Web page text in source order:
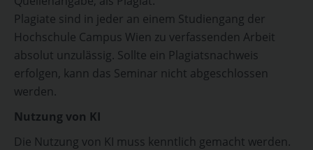
Plagiate sind in jeder an einem Studiengang der
Hochschule Campus Wien zu verfassenden Arbeit
absolut unzulässig. Sollte ein Plagiatsnachweis
erfolgen, kann das Seminar nicht abgeschlossen
werden.
Nutzung von KI
Die Nutzung von KI muss kenntlich gemacht werden.